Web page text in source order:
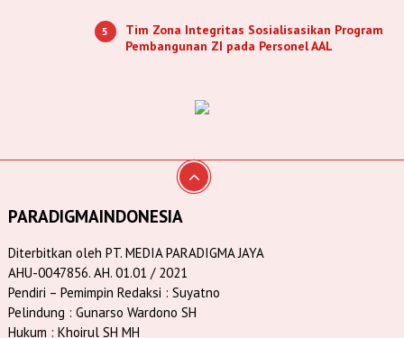
5
Tim Zona Integritas Sosialisasikan Program
Pembangunan ZI pada Personel AAL
PARADIGMAINDONESIA
Diterbitkan oleh PT. MEDIA PARADIGMA JAYA
AHU-0047856. AH. 01.01 / 2021
Pendiri – Pemimpin Redaksi : Suyatno
Pelindung : Gunarso Wardono SH
Hukum : Khoirul SH MH